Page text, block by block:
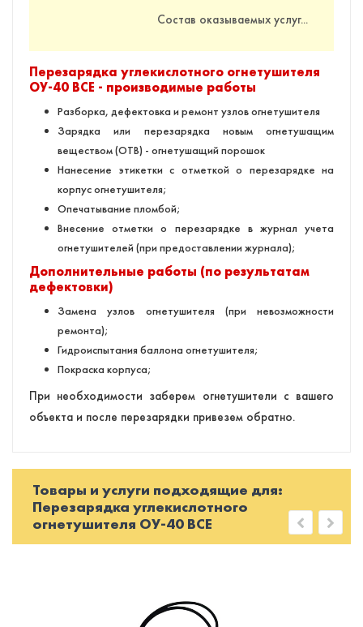
Состав оказываемых услуг...
Перезарядка углекислотного огнетушителя
ОУ-40 BCE - производимые работы
Разборка, дефектовка и ремонт узлов огнетушителя
Зарядка или перезарядка новым огнетушащим
веществом (ОТВ) - огнетушащий порошок
Нанесение этикетки с отметкой о перезарядке на
корпус огнетушителя;
Опечатывание пломбой;
Внесение отметки о перезарядке в журнал учета
огнетушителей (при предоставлении журнала);
Дополнительные работы (по результатам
дефектовки)
Замена узлов огнетушителя (при невозможности
ремонта);
Гидроиспытания баллона огнетушителя;
Покраска корпуса;
При необходимости заберем огнетушители с вашего
объекта и после перезарядки привезем обратно.
Товары и услуги подходящие для:
Перезарядка углекислотного
огнетушителя ОУ-40 BCE